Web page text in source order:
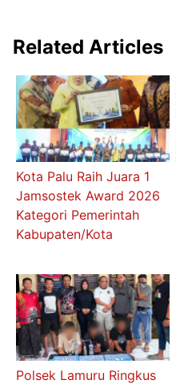
Related Articles
Kota Palu Raih Juara 1
Jamsostek Award 2026
Kategori Pemerintah
Kabupaten/Kota
Polsek Lamuru Ringkus